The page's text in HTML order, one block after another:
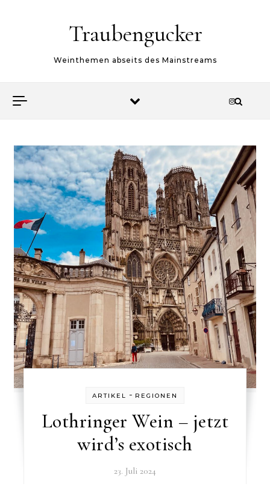
Traubengucker
Weinthemen abseits des Mainstreams
ARTIKEL - REGIONEN
Lothringer Wein – jetzt
wird’s exotisch
23. Juli 2024